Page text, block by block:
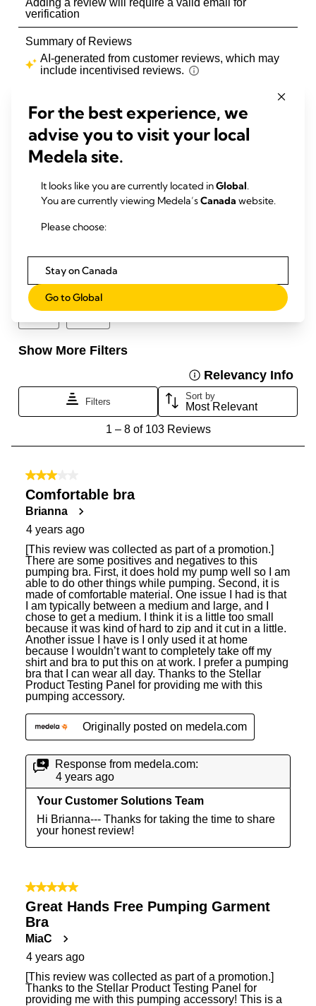
For the best experience, we
advise you to visit your local
Medela site.
It looks like you are currently located inGlobal.
You are currently viewing Medela’sCanada website.
Please choose:
Stay on Canada
Go to Global